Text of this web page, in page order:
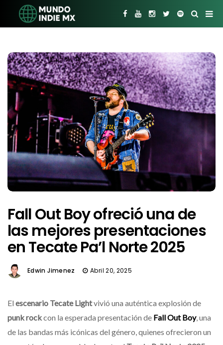
Fall Out Boy ofreció una de
las mejores presentaciones
en Tecate Pa’l Norte 2025
Edwin Jimenez Abril 20, 2025
El escenario Tecate Lightvivió una auténtica explosión de
punk rockcon la esperada presentación de Fall Out Boy, una
de las bandas más icónicas del género, quienes ofrecieron un